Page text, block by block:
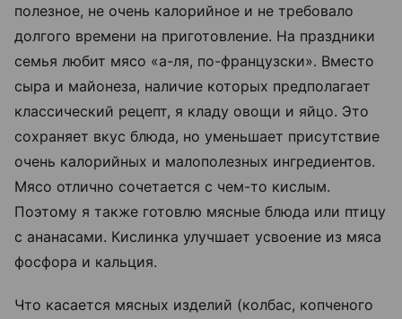
полезное, не очень калорийное и не требовало
долгого времени на приготовление. На праздники
семья любит мясо «а-ля, по-французски». Вместо
сыра и майонеза, наличие которых предполагает
классический рецепт, я кладу овощи и яйцо. Это
сохраняет вкус блюда, но уменьшает присутствие
очень калорийных и малополезных ингредиентов.
Мясо отлично сочетается с чем-то кислым.
Поэтому я также готовлю мясные блюда или птицу
с ананасами. Кислинка улучшает усвоение из мяса
фосфора и кальция.
Что касается мясных изделий (колбас, копченого